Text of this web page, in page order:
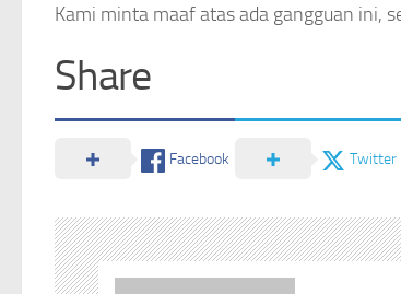
Kami minta maaf atas ada gangguan ini,
Share
Facebook Twitter